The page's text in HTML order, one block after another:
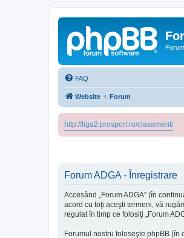
FAQ
Website Forum
http://liga2.prosport.ro/clasament/
Forum ADGA - Înregistrare
Accesând „Forum ADGA” (în
acord cu toţi aceşti termeni, vă
regulat în timp ce folosiţi „Forum
Forumul nostru foloseşte phpBB (în